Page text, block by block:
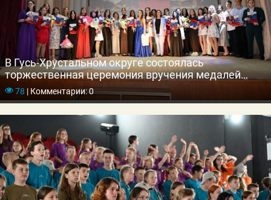
В Гусь-Хрустальном округе состоялась
торжественная церемония вручения медалей
выпускникам школ
78 |Комментарии: 0